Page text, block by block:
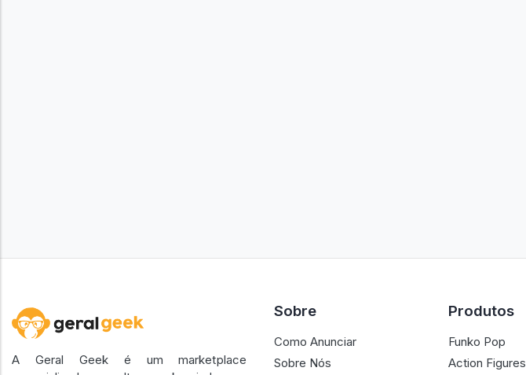
A Geral Geek é um marketplace
Sobre
Como Anunciar
Sobre Nós
Produtos
Funko Pop
Action Figures